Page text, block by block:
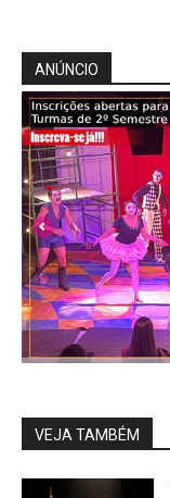
ANÚNCIO
VEJA TAMBÉM